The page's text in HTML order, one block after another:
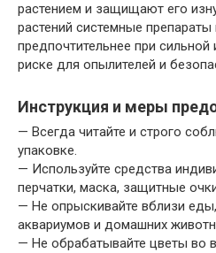
растением и защищают его
растений системные препараты
предпочтительнее при сильной
риске для опылителей и
Инструкция и меры
— Всегда читайте и строго
упаковке.
— Используйте средства
перчатки, маска, защитные
— Не опрыскивайте вблизи
аквариумов и домашних
— Не обрабатывайте цветы во